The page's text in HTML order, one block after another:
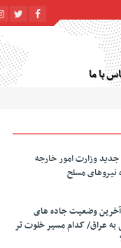
با ما شنبه, ۱۷ مرداد , ۱۴۰۵
جدید وزارت امور خارجه
نیروهای مسلح
آخرین وضعیت جاده های
به عراق/ کدام مسیر خلوت تر